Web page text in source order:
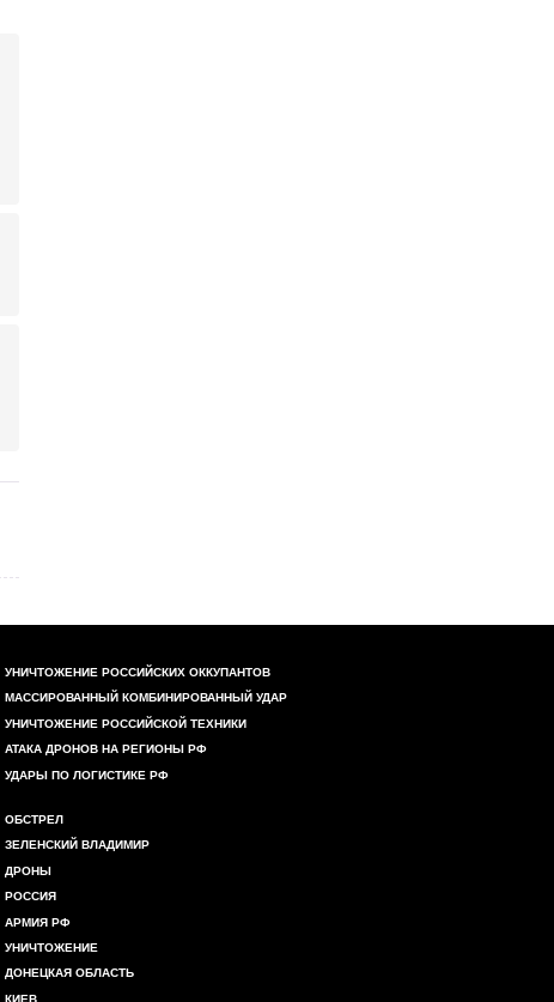
УНИЧТОЖЕНИЕ РОССИЙСКИХ ОККУПАНТОВ
МАССИРОВАННЫЙ КОМБИНИРОВАННЫЙ УДАР
УНИЧТОЖЕНИЕ РОССИЙСКОЙ ТЕХНИКИ
АТАКА ДРОНОВ НА РЕГИОНЫ РФ
УДАРЫ ПО ЛОГИСТИКЕ РФ
ОБСТРЕЛ
ЗЕЛЕНСКИЙ ВЛАДИМИР
ДРОНЫ
РОССИЯ
АРМИЯ РФ
УНИЧТОЖЕНИЕ
ДОНЕЦКАЯ ОБЛАСТЬ
КИЕВ